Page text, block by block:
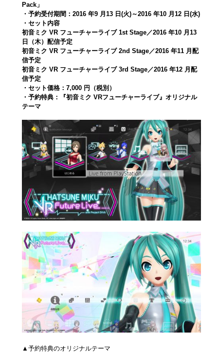
Pack」
・予約受付期間：2016 年9 月13 日(火)～2016 年10 月12 日(水)
・セット内容
初音ミク VR フューチャーライブ 1st Stage／2016 年10 月13
日（木）配信予定
初音ミク VR フューチャーライブ 2nd Stage／2016 年11 月配
信予定
初音ミク VR フューチャーライブ 3rd Stage／2016 年12 月配
信予定
・セット価格：7,000 円（税別）
・予約特典：『初音ミク VRフューチャーライブ』オリジナル
テーマ
▲予約特典のオリジナルテーマ